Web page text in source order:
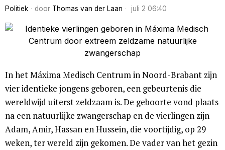
Politiek door Thomas van der Laan juli 2 06:40
In het Máxima Medisch Centrum in Noord-Brabant zijn
vier identieke jongens geboren, een gebeurtenis die
wereldwijd uiterst zeldzaam is. De geboorte vond plaats
na een natuurlijke zwangerschap en de vierlingen zijn
Adam, Amir, Hassan en Hussein, die voortijdig, op 29
weken, ter wereld zijn gekomen. De vader van het gezin